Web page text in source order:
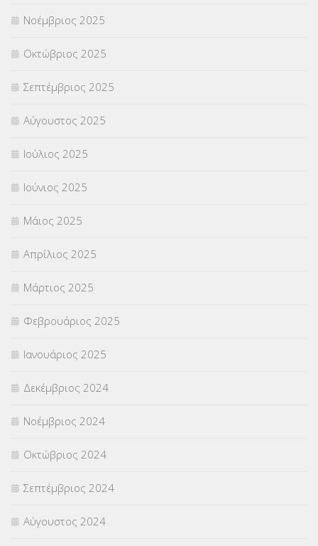
ΥΠΕΡΑΡΙΘΜΟΙ(1)
ΥΠΟΤΡΟΦΙΕΣ(28)
ΦΥΣΙΚΗ ΑΓΩΓΗ(692)
Χωρίς κατηγορία
Νοέμβριος 2025
Οκτώβριος 2025
Σεπτέμβριος 2025
Αύγουστος 2025
Ιούλιος 2025
Ιούνιος 2025
Μάιος 2025
Απρίλιος 2025
Μάρτιος 2025
Φεβρουάριος 2025
Ιανουάριος 2025
Δεκέμβριος 2024
Νοέμβριος 2024
Οκτώβριος 2024
Σεπτέμβριος 2024
Αύγουστος 2024